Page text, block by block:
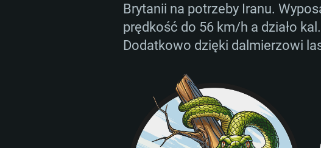
Brytanii na potrzeby Iranu.
prędkość do 56 km/h a działo
Dodatkowo dzięki dalmierzowi